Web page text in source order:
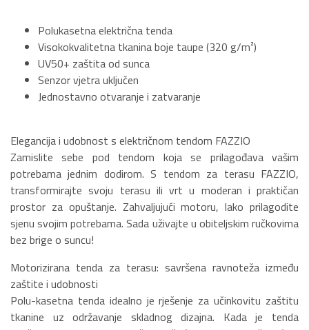
Polukasetna električna tenda
Visokokvalitetna tkanina boje taupe (320 g/m²)
UV50+ zaštita od sunca
Senzor vjetra uključen
Jednostavno otvaranje i zatvaranje
Elegancija i udobnost s električnom tendom FAZZIO
Zamislite sebe pod tendom koja se prilagođava vašim
potrebama jednim dodirom. S tendom za terasu FAZZIO,
transformirajte svoju terasu ili vrt u moderan i praktičan
prostor za opuštanje. Zahvaljujući motoru, lako prilagodite
sjenu svojim potrebama. Sada uživajte u obiteljskim ručkovima
bez brige o suncu!
Motorizirana tenda za terasu: savršena ravnoteža između
zaštite i udobnosti
Polu-kasetna tenda idealno je rješenje za učinkovitu zaštitu
tkanine uz održavanje skladnog dizajna. Kada je tenda